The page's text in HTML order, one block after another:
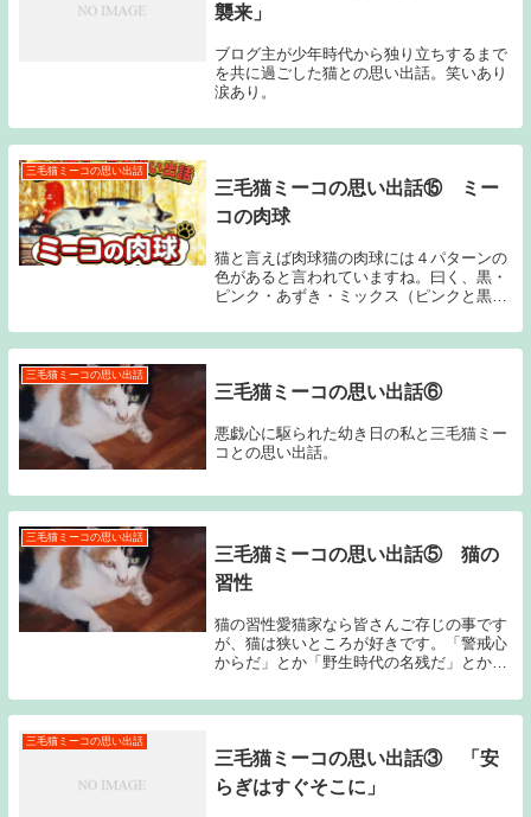
襲来」
ブログ主が少年時代から独り立ちするまで
を共に過ごした猫との思い出話。笑いあり
涙あり。
三毛猫ミーコの思い出話
三毛猫ミーコの思い出話⑮ ミー
コの肉球
猫と言えば肉球猫の肉球には４パターンの
色があると言われていますね。曰く、黒・
ピンク・あずき・ミックス（ピンクと黒の
た。猫好きの皆さんはそれぞれお好きな色
があることと思います。と言うか、ご自分
三毛猫ミーコの思い出話
三毛猫ミーコの思い出話⑥
悪戯心に駆られた幼き日の私と三毛猫ミー
コとの思い出話。
三毛猫ミーコの思い出話
三毛猫ミーコの思い出話⑤ 猫の
習性
猫の習性愛猫家なら皆さんご存じの事です
が、猫は狭いところが好きです。「警戒心
からだ」とか「野生時代の名残だ」とか言
い合わせないと分かりません。が、とにか
く猫が「狭いところLove」であるという事
三毛猫ミーコの思い出話
三毛猫ミーコの思い出話③ 「安
らぎはすぐそこに」